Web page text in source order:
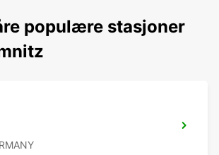
populære stasjoner